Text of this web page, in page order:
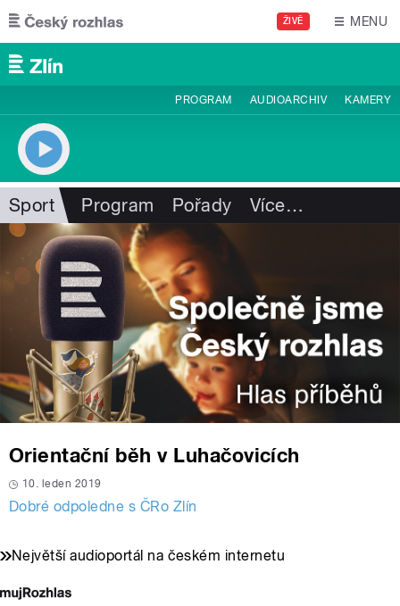
Přejít k hlavnímu obsahu
ŽIVĚ MENU
PROGRAM AUDIOARCHIV KAMERY
Sport Program Pořady Více…
Orientační běh v Luhačovicích
10. leden 2019
Dobré odpoledne s ČRo Zlín
Největší audioportál na českém internetu